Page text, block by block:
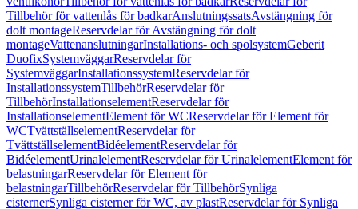
Tillbehör för vattenlås för badkarAnslutningssatsAvstängning för
dolt montageReservdelar för Avstängning för dolt
montageVattenanslutningarInstallations- och spolsystemGeberit
DuofixSystemväggarReservdelar för
SystemväggarInstallationssystemReservdelar för
InstallationssystemTillbehörReservdelar för
TillbehörInstallationselementReservdelar för
InstallationselementElement för WCReservdelar för Element för
WCTvättställselementReservdelar för
TvättställselementBidéelementReservdelar för
BidéelementUrinalelementReservdelar för UrinalelementElement för
belastningarReservdelar för Element för
belastningarTillbehörReservdelar för TillbehörSynliga
cisternerSynliga cisterner för WC, av plastReservdelar för Synliga